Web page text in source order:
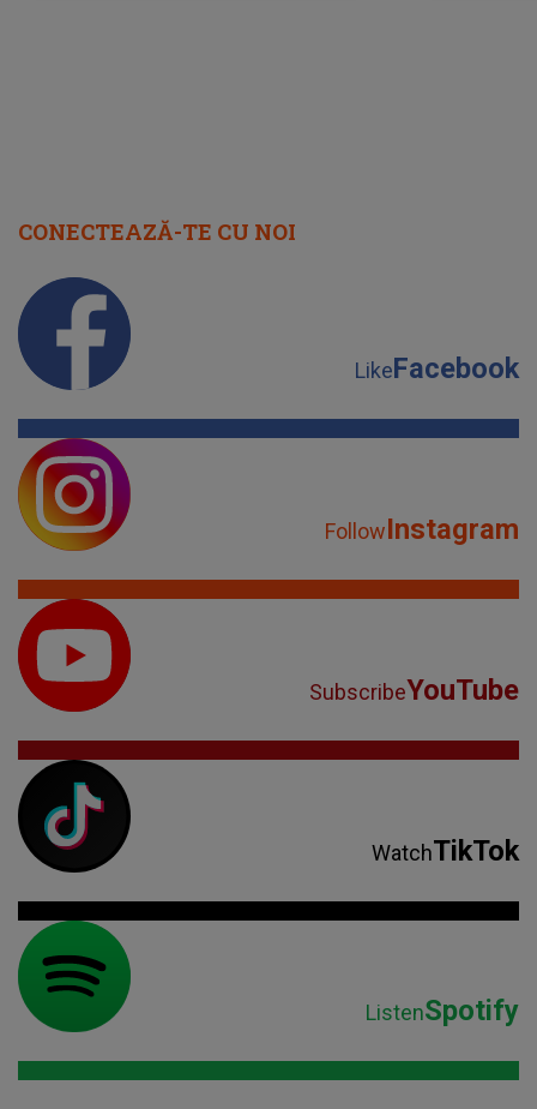
CONECTEAZĂ-TE CU NOI
LikeFacebook
FollowInstagram
SubscribeYouTube
WatchTikTok
ListenSpotify